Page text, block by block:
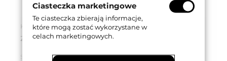
Kod produktu: 0067800280G00
ZAMEK IS 678 85WB, ZACZEP DÓŁ
Seria produktu:
IS 678
Ciasteczka marketingowe
Te ciasteczka zbierają informacje,
które mogą zostać wykorzystane w
celach marketingowych.